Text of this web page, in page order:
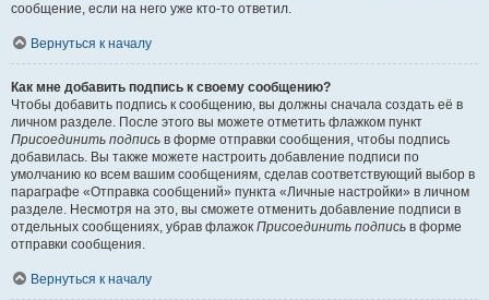
сообщение, если на него уже кто-то ответил.
Вернуться к началу
Как мне добавить подпись к своему сообщению?
Чтобы добавить подпись к сообщению, вы должны сначала создать её в
личном разделе. После этого вы можете отметить флажком пункт
Присоединить подпись в форме отправки сообщения, чтобы подпись
добавилась. Вы также можете настроить добавление подписи по
умолчанию ко всем вашим сообщениям, сделав соответствующий выбор в
параграфе «Отправка сообщений» пункта «Личные настройки» в личном
разделе. Несмотря на это, вы сможете отменить добавление подписи в
отдельных сообщениях, убрав флажок Присоединить подпись в форме
отправки сообщения.
Вернуться к началу